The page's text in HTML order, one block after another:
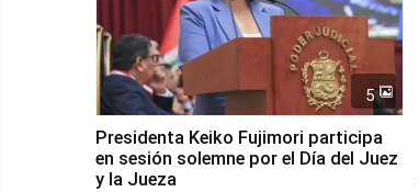
5
Presidenta Keiko Fujimori participa
en sesión solemne por el Día del Juez
y la Jueza